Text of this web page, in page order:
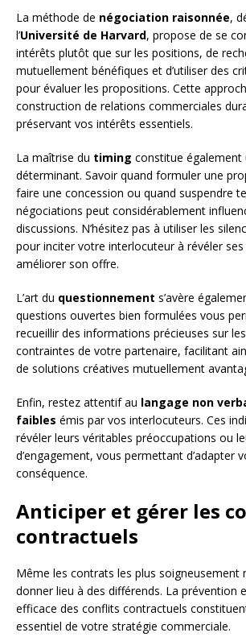
La méthode de négociation raisonnée,
l’Université de Harvard, propose de se
intérêts plutôt que sur les positions, de
mutuellement bénéfiques et d’utiliser des
pour évaluer les propositions. Cette
construction de relations commerciales
préservant vos intérêts essentiels.
La maîtrise du timing constitue également
déterminant. Savoir quand formuler une
faire une concession ou quand suspendre
négociations peut considérablement
discussions. N’hésitez pas à utiliser les
pour inciter votre interlocuteur à révéler
améliorer son offre.
L’art du questionnement s’avère
questions ouvertes bien formulées vous
recueillir des informations précieuses sur
contraintes de votre partenaire, facilitant
de solutions créatives mutuellement
Enfin, restez attentif au langage non
faibles émis par vos interlocuteurs. Ces
révéler leurs véritables préoccupations ou
d’engagement, vous permettant d’adapter
conséquence.
Anticiper et gérer les
contractuels
Même les contrats les plus soigneusement
donner lieu à des différends. La prévention
efficace des conflits contractuels
essentiel de votre stratégie commerciale.